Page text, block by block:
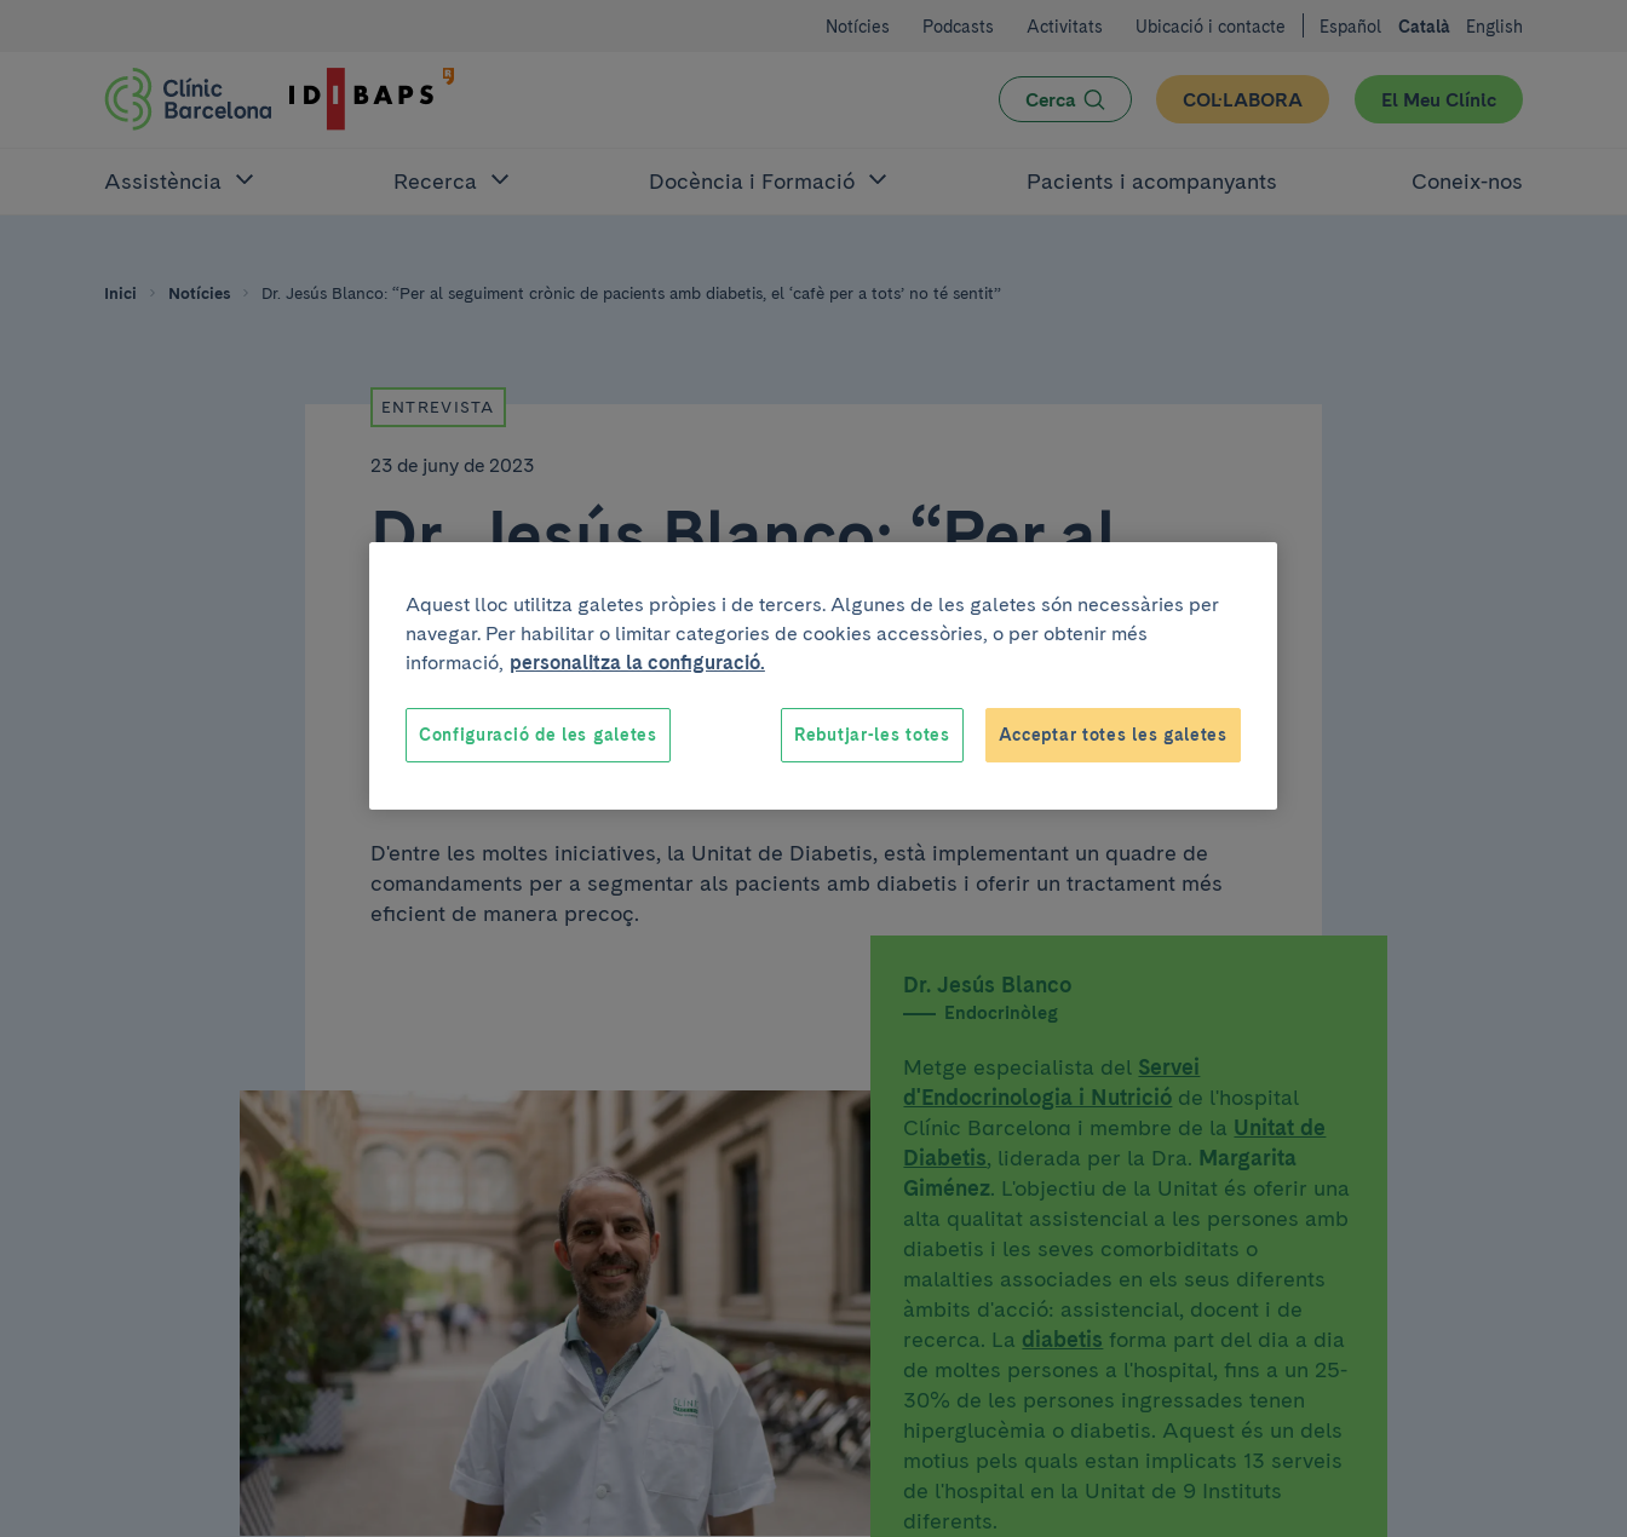
Notícies Podcasts Activitats Ubicació i contacte Español Català English
Cerca COL·LABORA El Meu Clínic
Assistència Recerca Docència i Formació Pacients i acompanyants Coneix-nos
Inici Notícies Dr. Jesús Blanco: “Per al seguiment crònic de pacients amb diabetis, el ‘cafè per a tots’ no té sentit”
ENTREVISTA
23 de juny de 2023
Dr. Jesús Blanco: “Per al
seguiment crònic de
pacients amb diabetis, el
‘cafè per a tots’ no té sentit”
D'entre les moltes iniciatives, la Unitat de Diabetis, està implementant un quadre de
comandaments per a segmentar als pacients amb diabetis i oferir un tractament més
eficient de manera precoç.
Dr. Jesús Blanco
Endocrinòleg
Metge especialista del Servei
d'Endocrinologia i Nutrició de l'hospital
Clínic Barcelona i membre de la Unitat de
Diabetis, liderada per la Dra. Margarita
Giménez. L'objectiu de la Unitat és oferir una
alta qualitat assistencial a les persones amb
diabetis i les seves comorbiditats o
malalties associades en els seus diferents
àmbits d'acció: assistencial, docent i de
recerca. La diabetis forma part del dia a dia
de moltes persones a l'hospital, fins a un 25-
30% de les persones ingressades tenen
hiperglucèmia o diabetis. Aquest és un dels
motius pels quals estan implicats 13 serveis
de l'hospital en la Unitat de 9 Instituts
diferents.
Aquest lloc utilitza galetes pròpies i de tercers. Algunes de les galetes són necessàries per
navegar. Per habilitar o limitar categories de cookies accessòries, o per obtenir més
informació, personalitza la configuració.
Rebutjar-les totes Acceptar totes les galetes
Configuració de les galetes